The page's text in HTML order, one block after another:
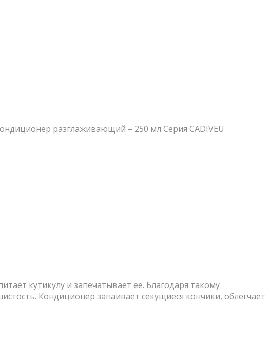
разглаживающий – 250 мл Серия CADIVEU
кутикулу и запечатывает ее. Благодаря такому
Кондиционер запаивает секущиеся кончики, облегчает